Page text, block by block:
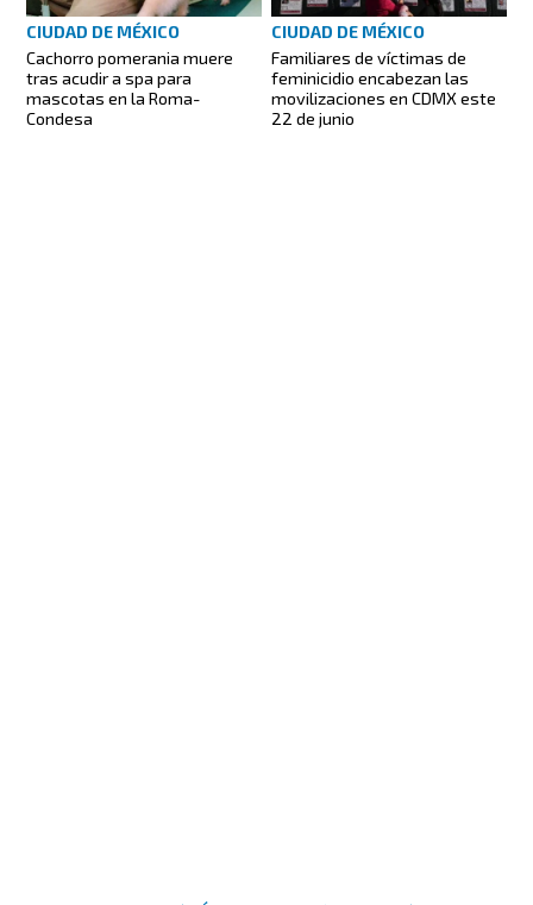
CIUDAD DE MÉXICO
Cachorro pomerania muere
tras acudir a spa para
mascotas en la Roma-
Condesa
CIUDAD DE MÉXICO
Familiares de víctimas de
feminicidio encabezan las
movilizaciones en CDMX este
22 de junio